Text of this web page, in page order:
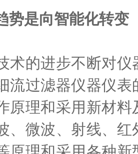
势是向智能化转变
的进步不断对仪
流过滤器仪器仪
原理和采用新材
、微波、射线、